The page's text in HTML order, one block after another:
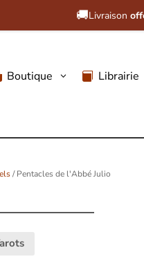
🚚Livraison
Boutique 3  Librairie
/ Pentacles de l'Abbé Julio